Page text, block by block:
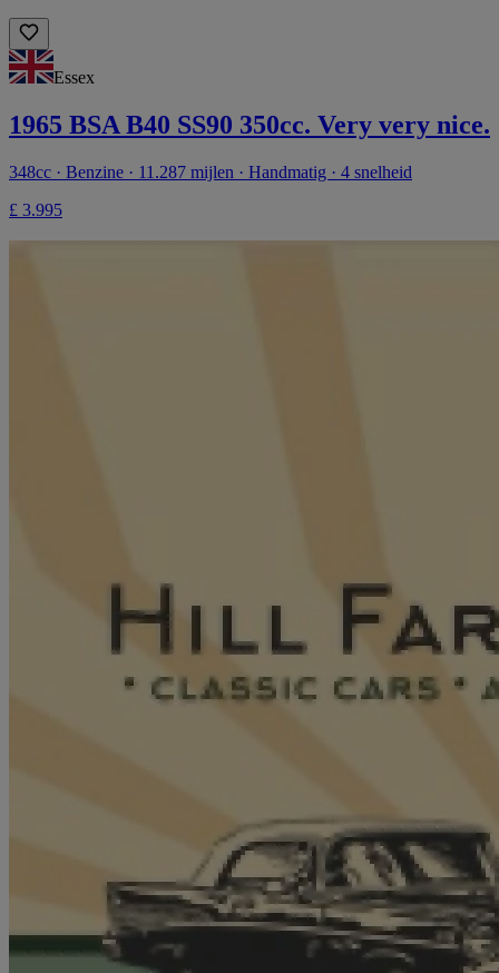
Essex
1965 BSA B40 SS90 350cc. Very very nice.
348cc · Benzine · 11.287 mijlen · Handmatig · 4 snelheid
£ 3.995